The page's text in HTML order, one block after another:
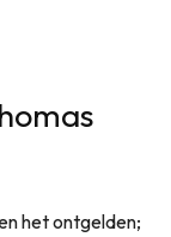
het ontgelden;